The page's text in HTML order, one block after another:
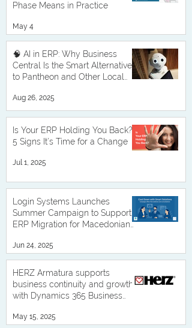
Phase Means in Practice
May 4
🧠 AI in ERP: Why Business
Central Is the Smart Alternative
to Pantheon and Other Local
Aug 26, 2025
Is Your ERP Holding You Back?
5 Signs It’s Time for a Change
Jul 1, 2025
Login Systems Launches
Summer Campaign to Support
ERP Migration for Macedonian
Jun 24, 2025
HERZ Armatura supports
business continuity and growth
with Dynamics 365 Business
May 15, 2025